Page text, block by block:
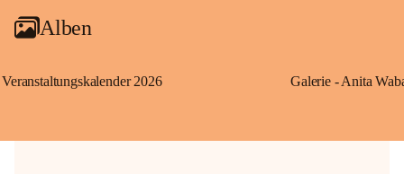
Alben
Veranstaltungskalender 2026 Galerie - Anita